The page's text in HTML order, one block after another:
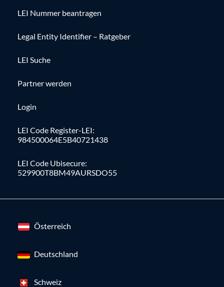
LEI Nummer beantragen
Legal Entity Identifier – Ratgeber
LEI Suche
Partner werden
Login
LEI Code Register-LEI:
984500064E5B40721438
LEI Code Ubisecure:
529900T8BM49AURSDO55
Österreich
Deutschland
Schweiz